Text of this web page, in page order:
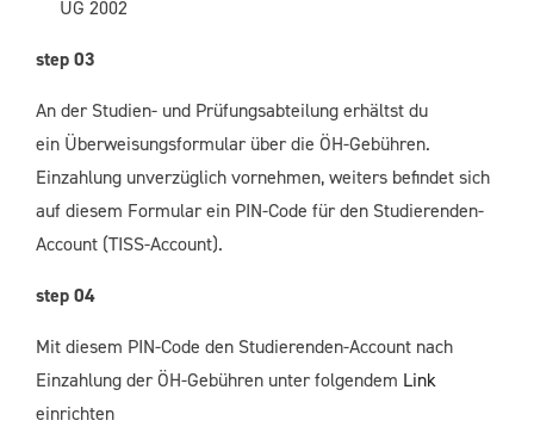
UG 2002
step 03
An der Studien- und Prüfungsabteilung erhältst du
ein Überweisungsformular über die ÖH-Gebühren.
Einzahlung unverzüglich vornehmen, weiters befindet sich
auf diesem Formular ein PIN-Code für den Studierenden-
Account (TISS-Account).
step 04
Mit diesem PIN-Code den Studierenden-Account nach
Einzahlung der ÖH-Gebühren unter folgendem Link
einrichten